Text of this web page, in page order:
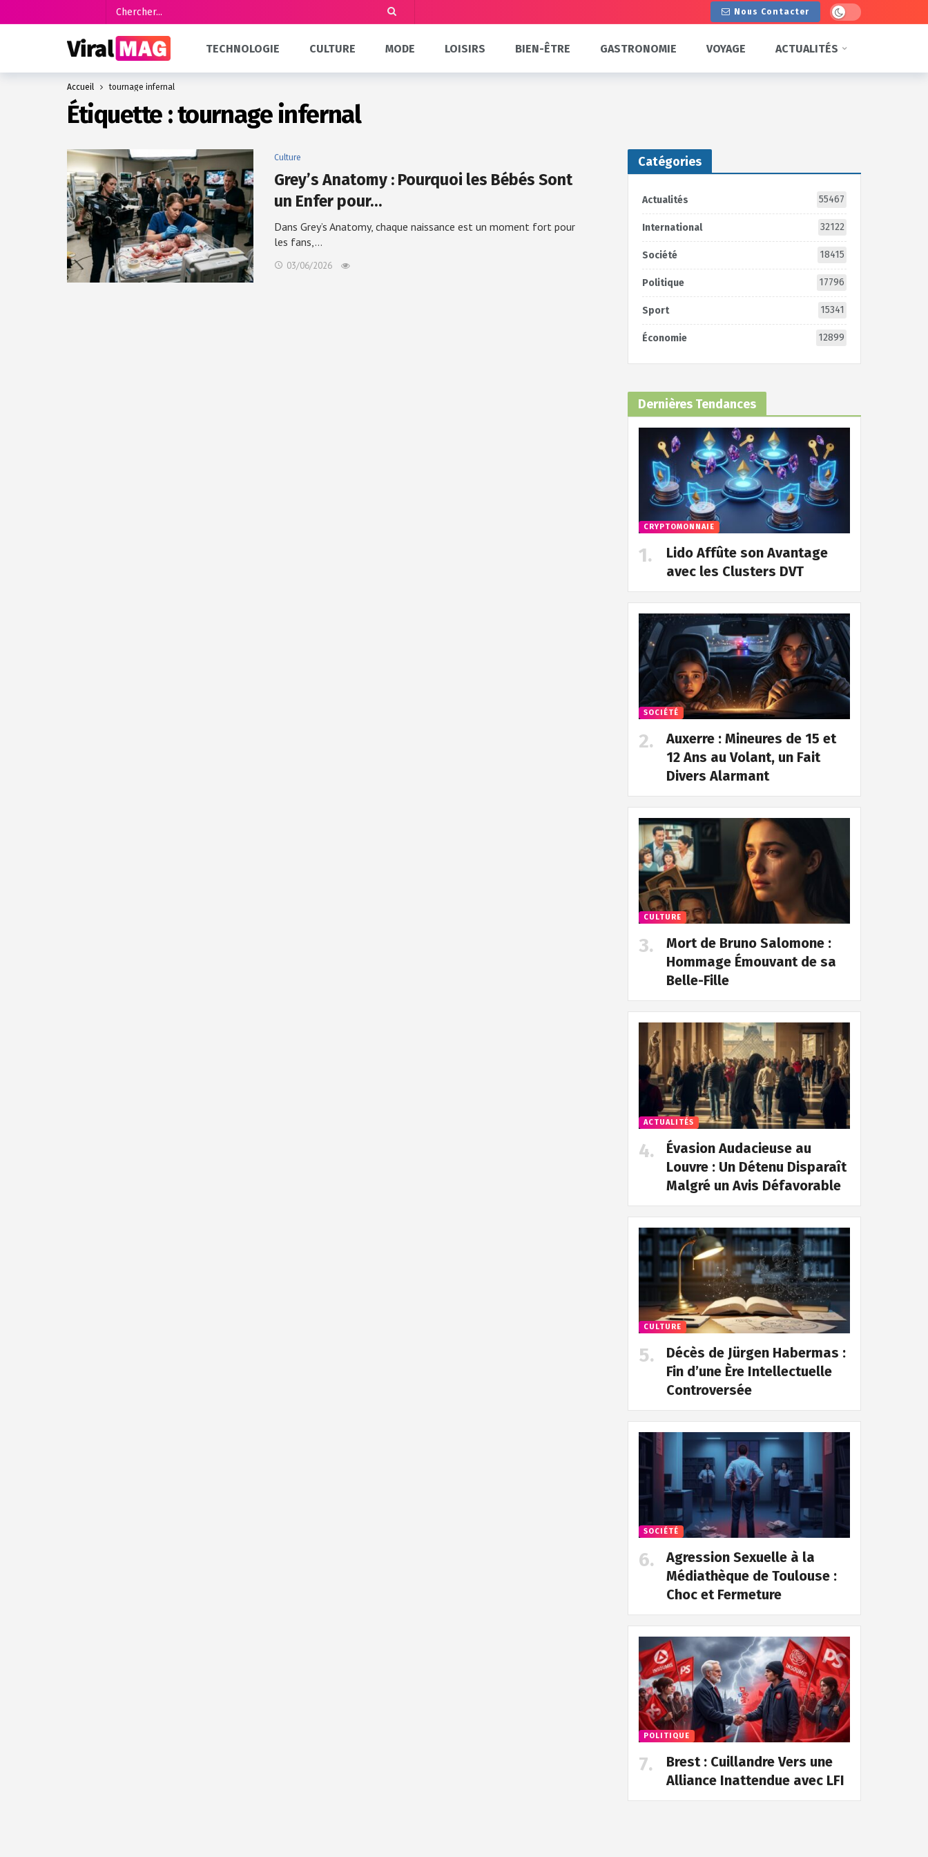
Nous Contacter Dark mode
TECHNOLOGIE CULTURE MODE LOISIRS BIEN-ÊTRE GASTRONOMIE VOYAGE ACTUALITÉS
Accueil tournage infernal
Étiquette :tournage infernal
Culture
Grey’s Anatomy : Pourquoi les Bébés Sont
un Enfer pour…
Dans Grey’s Anatomy, chaque naissance est un moment fort pour
les fans,…
03/06/2026
Catégories
Actualités 55467
International 32122
Société 18415
Politique 17796
Sport 15341
Économie 12899
Dernières Tendances
CRYPTOMONNAIE
Lido Affûte son Avantage
avec les Clusters DVT
SOCIÉTÉ
Auxerre : Mineures de 15 et
12 Ans au Volant, un Fait
Divers Alarmant
CULTURE
Mort de Bruno Salomone :
Hommage Émouvant de sa
Belle-Fille
ACTUALITÉS
Évasion Audacieuse au
Louvre : Un Détenu Disparaît
Malgré un Avis Défavorable
CULTURE
Décès de Jürgen Habermas :
Fin d’une Ère Intellectuelle
Controversée
SOCIÉTÉ
Agression Sexuelle à la
Médiathèque de Toulouse :
Choc et Fermeture
POLITIQUE
Brest : Cuillandre Vers une
Alliance Inattendue avec LFI